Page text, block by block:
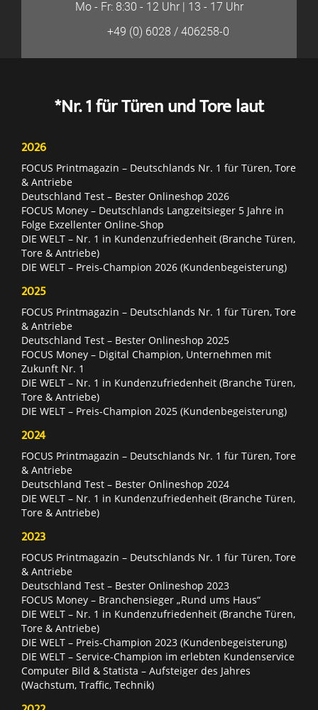
Mo - Fr: 8:30 - 12 Uhr | 13 - 17 Uhr
+49 (0) 6028 / 406258-0
*Nr. 1 für Türen und Tore laut
2026
FOCUS Printmagazin – Deutschlands Nr. 1 für Türen, Tore
& Antriebe
Deutschland Test – Bester Onlineshop 2026
FOCUS Money – Deutschlands Langzeitsieger 5 Jahre in
Folge Exzellenter Online-Shop
DIE WELT – Nr. 1 in Kundenzufriedenheit (Branche Türen,
Tore & Antriebe)
DIE WELT – Preis-Champion 2026 (Kundenbegeisterung)
2025
FOCUS Printmagazin – Deutschlands Nr. 1 für Türen, Tore
& Antriebe
Deutschland Test – Bester Onlineshop 2025
FOCUS Money – Digital Champion, Unternehmen mit
Zukunft Nr. 1
DIE WELT – Nr. 1 in Kundenzufriedenheit (Branche Türen,
Tore & Antriebe)
DIE WELT – Preis-Champion 2025 (Kundenbegeisterung)
2024
FOCUS Printmagazin – Deutschlands Nr. 1 für Türen, Tore
& Antriebe
Deutschland Test – Bester Onlineshop 2024
DIE WELT – Nr. 1 in Kundenzufriedenheit (Branche Türen,
Tore & Antriebe)
2023
FOCUS Printmagazin – Deutschlands Nr. 1 für Türen, Tore
& Antriebe
Deutschland Test – Bester Onlineshop 2023
FOCUS Money – Branchensieger „Rund ums Haus“
DIE WELT – Nr. 1 in Kundenzufriedenheit (Branche Türen,
Tore & Antriebe)
DIE WELT – Preis-Champion 2023 (Kundenbegeisterung)
DIE WELT – Service-Champion im erlebten Kundenservice
Computer Bild & Statista – Aufsteiger des Jahres
(Wachstum, Traffic, Technik)